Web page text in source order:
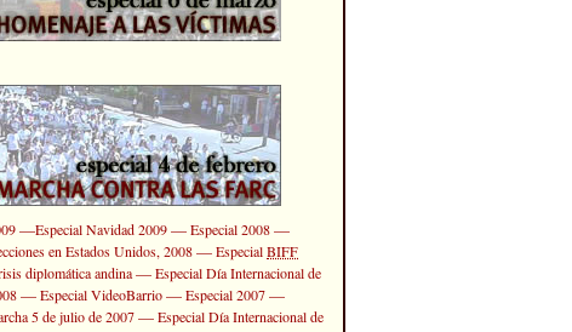
—Especial Navidad 2009—Especial 2008—
en Estados Unidos, 2008—EspecialBIFF
diplomática andina—Especial Día Internacional de
—Especial VideoBarrio—Especial 2007—
5 de julio de 2007—Especial Día Internacional de